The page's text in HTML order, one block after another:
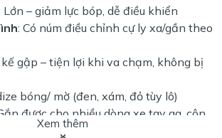
Lớn – giảm lực bóp, dễ điều khiển
: Có núm điều chỉnh cự ly xa/gần theo
gập – tiện lợi khi va chạm, không bị
bóng/ mờ (đen, xám, đỏ tùy lô)
được cho nhiều dòng xe tay ga, côn
pat lắpXem thêm